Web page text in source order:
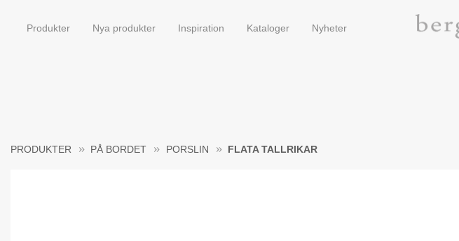
Produkter Nya produkter Inspiration Kataloger Nyheter
PRODUKTER PÅ BORDET PORSLIN FLATA TALLRIKAR